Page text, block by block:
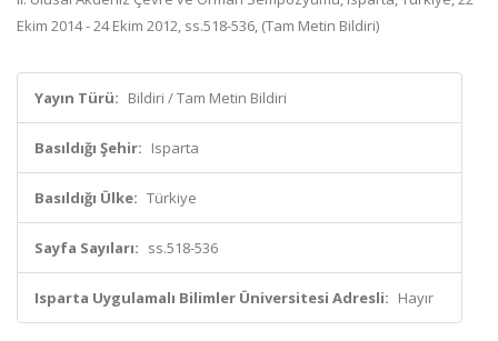
Ekim 2014 - 24 Ekim 2012, ss.518-536, (Tam Metin Bildiri)
Yayın Türü: Bildiri / Tam Metin Bildiri
Basıldığı Şehir: Isparta
Basıldığı Ülke: Türkiye
Sayfa Sayıları: ss.518-536
Isparta Uygulamalı Bilimler Üniversitesi Adresli: Hayır